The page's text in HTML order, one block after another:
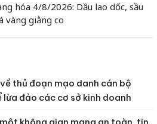
hóa 4/8/2026: Dầu lao dốc, sầu
vàng giằng co
thủ đoạn mạo danh cán bộ
lừa đảo các cơ sở kinh doanh